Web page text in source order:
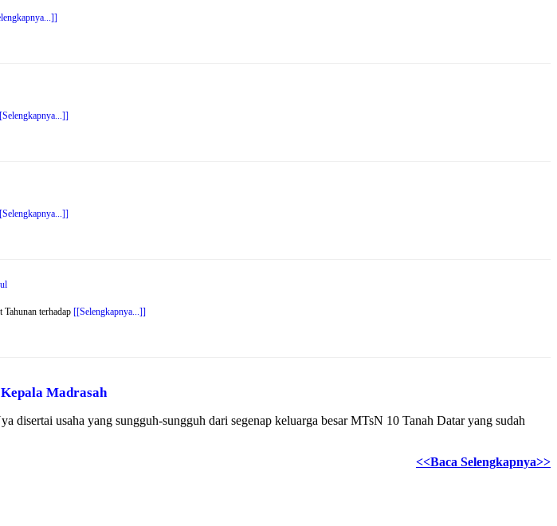
terhadap [[Selengkapnya...]]
Madrasah
usaha yang sungguh-sungguh dari segenap keluarga besar MTsN 10 Tanah Datar yang sudah
<<Baca Selengkapnya>>